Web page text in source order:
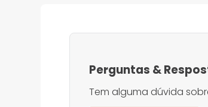
Perguntas &
Tem alguma dúvida